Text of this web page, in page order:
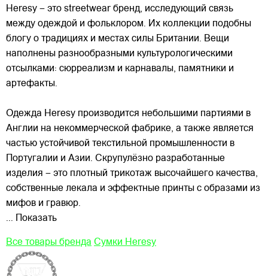
Heresy – это streetwear бренд, исследующий связь
между одеждой и фольклором. Их коллекции подобны
блогу о традициях и местах силы Британии. Вещи
наполнены разнообразными культурологическими
отсылками: сюрреализм и карнавалы, памятники и
артефакты.
Одежда Heresy производится небольшими партиями в
Англии на некоммерческой фабрике, а также является
частью устойчивой текстильной промышленности в
Португалии и Азии. Скрупулёзно разработанные
изделия – это плотный трикотаж высочайшего качества,
собственные лекала и эффектные принты с образами из
мифов и гравюр.
... Показать
Все товары бренда Сумки Heresy